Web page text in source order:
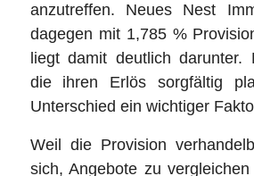
anzutreffen. Neues Nest
dagegen mit 1,785 %
liegt damit deutlich darunter.
die ihren Erlös sorgfältig
Unterschied ein wichtiger
Weil die Provision
sich, Angebote zu